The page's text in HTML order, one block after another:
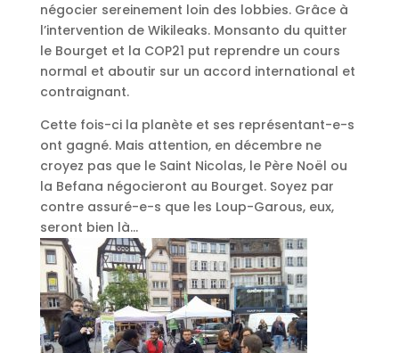
négocier sereinement loin des lobbies. Grâce à
l’intervention de Wikileaks. Monsanto du quitter
le Bourget et la COP21 put reprendre un cours
normal et aboutir sur un accord international et
contraignant.
Cette fois-ci la planète et ses représentant-e-s
ont gagné. Mais attention, en décembre ne
croyez pas que le Saint Nicolas, le Père Noël ou
la Befana négocieront au Bourget. Soyez par
contre assuré-e-s que les Loup-Garous, eux,
seront bien là…